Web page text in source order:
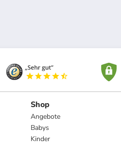
Shop
Angebote
Babys
Kinder